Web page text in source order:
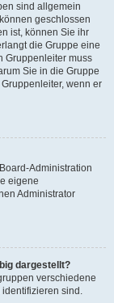
sind allgemein
geschlossen
ist, können Sie ihr
die Gruppe eine
Gruppenleiter muss
Sie in die Gruppe
wenn er
Administration
eigene
Administrator
dargestellt?
verschiedene
identifizieren sind.